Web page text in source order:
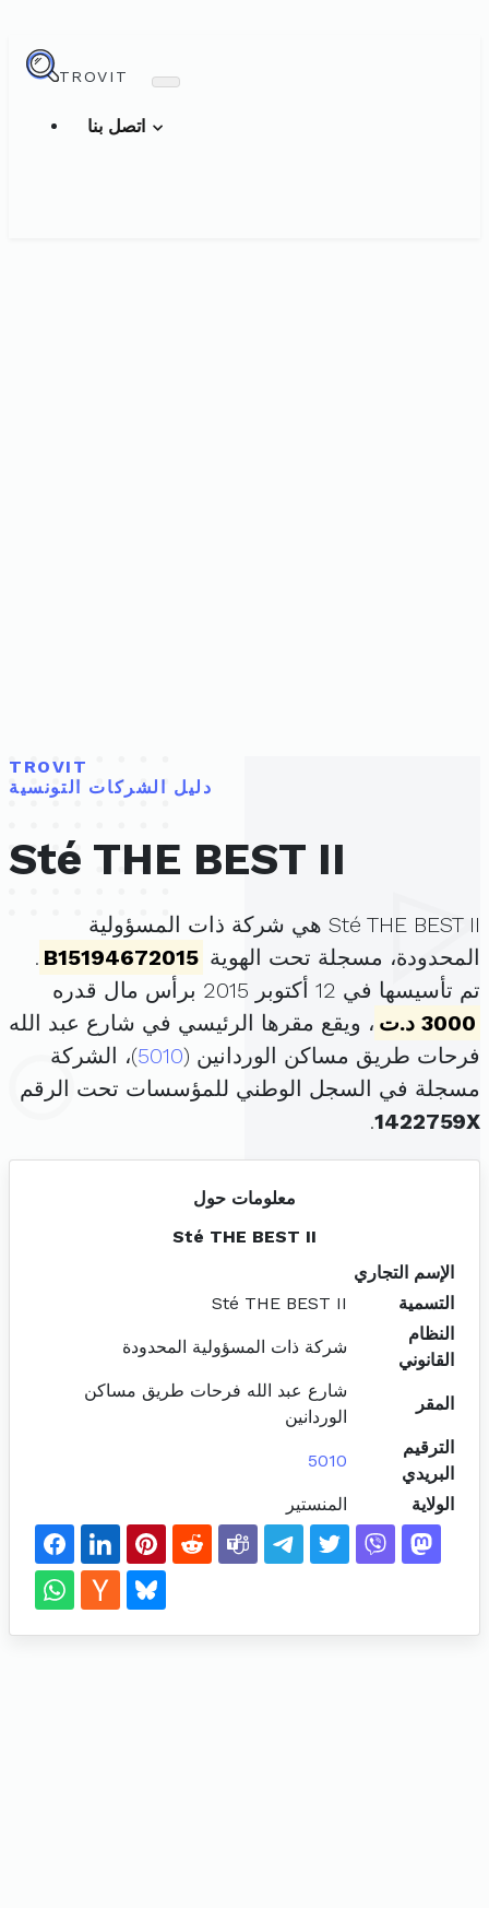
TROVIT
TROVIT
دليل الشركات التونسية
Sté THE BEST II
Sté THE BEST II هي شركة ذات المسؤولية
المحدودة، مسجلة تحت الهوية B15194672015
.
تم تأسيسها في 12 أكتوبر 2015 برأس مال قدره
3000 د.ت
، ويقع مقرها الرئيسي في شارع عبد الله
فرحات طريق مساكن الوردانين (5010)، الشركة
مسجلة في السجل الوطني للمؤسسات تحت الرقم
1422759X
.
معلومات حول
Sté THE BEST II
الإسم التجاري
التسمية
Sté THE BEST II
النظام
القانوني
شركة ذات المسؤولية المحدودة
المقر
شارع عبد الله فرحات طريق مساكن
الوردانين
الترقيم
البريدي
5010
الولاية المنستير